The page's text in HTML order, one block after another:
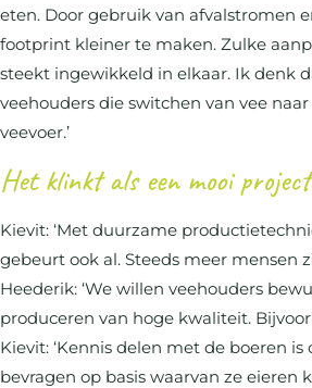
eten. Door gebruik van afvalstromen
footprint kleiner te maken. Zulke
steekt ingewikkeld in elkaar. Ik denk
veehouders die switchen van vee
veevoer.’
Het klinkt als een mooi
Kievit: ‘Met duurzame
gebeurt ook al. Steeds meer mensen
Heederik: ‘We willen veehouders
produceren van hoge kwaliteit.
Kievit: ‘Kennis delen met de boeren
bevragen op basis waarvan ze eieren